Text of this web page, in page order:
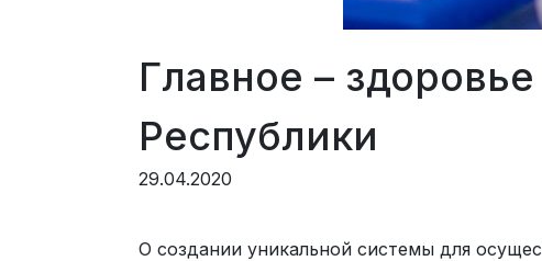
Главное –
Республики
29.04.2020
О создании уникальной системы для